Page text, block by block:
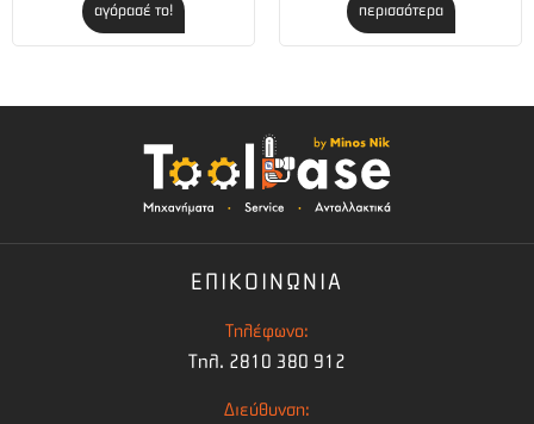
αγόρασέ το! περισσότερα
ΕΠΙΚΟΙΝΩΝΙΑ
Τηλέφωνο:
Τηλ. 2810 380 912
Διεύθυνση: